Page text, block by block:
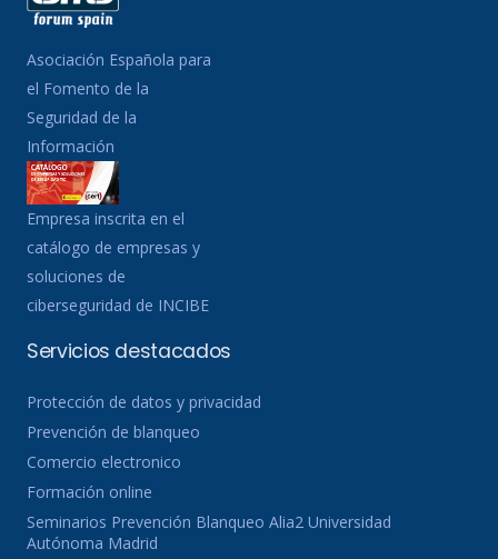
Asociación Española para
el Fomento de la
Seguridad de la
Información
Empresa inscrita en el
catálogo de empresas y
soluciones de
ciberseguridad de INCIBE
Servicios destacados
Protección de datos y privacidad
Prevención de blanqueo
Comercio electronico
Formación online
Seminarios Prevención Blanqueo Alia2 Universidad
Autónoma Madrid